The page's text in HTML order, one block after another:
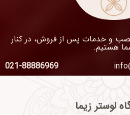
نصب و خدمات پس از فروش، در کنار
هستیم.
021-88886969
لوستر زیما